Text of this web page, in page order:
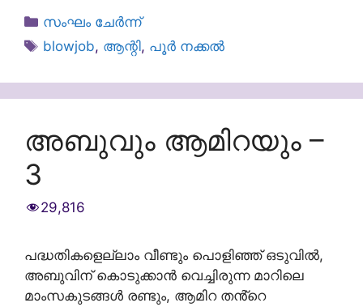
Categories
സംഘം ചേർന്ന്
Tags
blowjob, ആന്റി, പൂർ നക്കൽ
അബുവും ആമിറയും –
3
29,816
പദ്ധതികളെല്ലാം വീണ്ടും പൊളിഞ്ഞ് ഒടുവിൽ,
അബുവിന് കൊടുക്കാൻ വെച്ചിരുന്ന മാറിലെ
മാംസകുടങ്ങൾ രണ്ടും, ആമിറ തൻ്റെ